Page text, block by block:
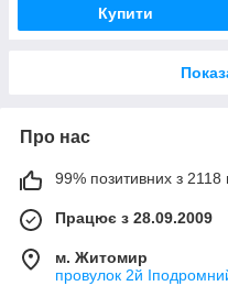
Купити
Про нас
99% позитивних з 2118
Працює з 28.09.2009
м. Житомир
провулок 2й